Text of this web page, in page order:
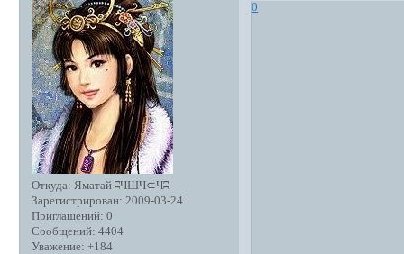
Откуда: Яматай ʭЧШЧ⊂Чʭ
Зарегистрирован: 2009-03-24
Приглашений: 0
Сообщений: 4404
Уважение: +184
0